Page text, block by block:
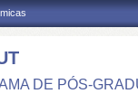
DE PÓS-